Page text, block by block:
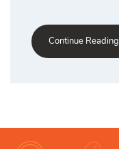
Continue Reading